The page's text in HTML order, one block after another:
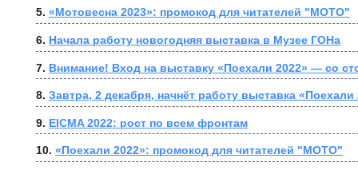
5. «Мотовесна 2023»: промокод для читателей "МОТО"
6. Начала работу новогодняя выставка в Музее ГОНа
7. Внимание! Вход на выставку «Поехали 2022» — со
8. Завтра, 2 декабря, начнёт работу выставка «Поехали
9. EICMA 2022: рост по всем фронтам
10. «Поехали 2022»: промокод для читателей "МОТО"